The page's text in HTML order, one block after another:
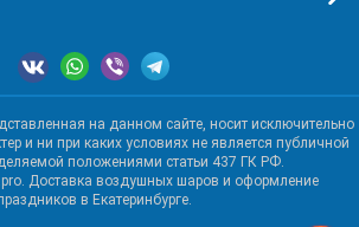
на данном сайте, носит исключительно
и ни при каких условиях не является публичной
положениями статьи 437 ГК РФ.
Доставка воздушных шаров и оформление
в Екатеринбурге.